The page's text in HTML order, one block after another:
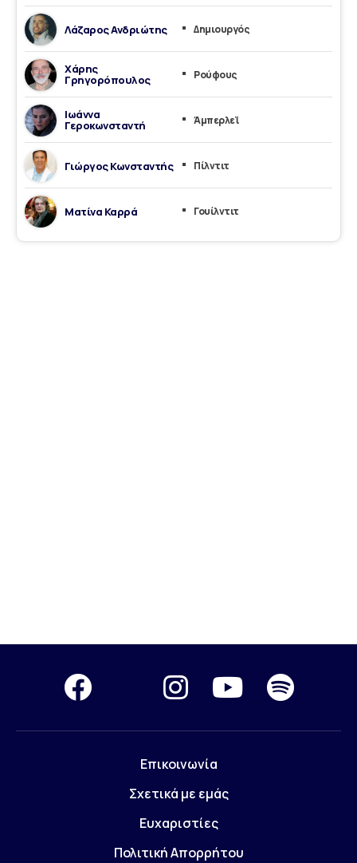
Λάζαρος Ανδριώτης Δημιουργός
Χάρης
Γρηγορόπουλος Ρούφους
Ιωάννα
Γεροκωνσταντή Άμπερλεϊ
Γιώργος Κωνσταντής Πίλντιτ
Ματίνα Καρρά Γουίλντιτ
Επικοινωνία
Σχετικά με εμάς
Ευχαριστίες
Πολιτική Απορρήτου